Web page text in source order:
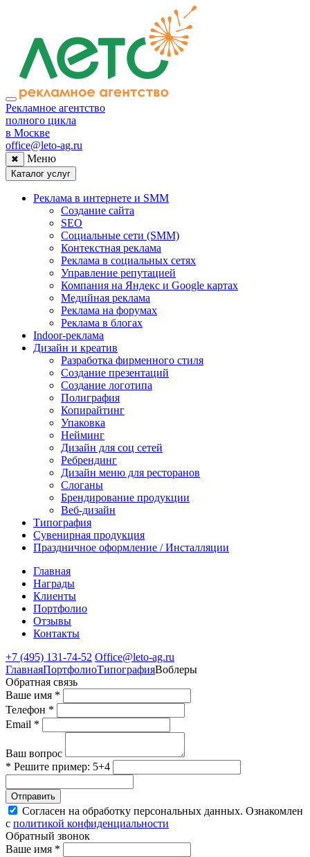
Рекламное агентство
полного цикла
в Москве
office@leto-ag.ru
✖ Меню
Каталог услуг
Реклама в интернете и SMM
Создание сайта
SEO
Социальные сети (SMM)
Контекстная реклама
Реклама в социальных сетях
Управление репутацией
Компания на Яндекс и Google картах
Медийная реклама
Реклама на форумах
Реклама в блогах
Indoor-реклама
Дизайн и креатив
Разработка фирменного стиля
Создание презентаций
Создание логотипа
Полиграфия
Копирайтинг
Упаковка
Нейминг
Дизайн для соц сетей
Ребрендинг
Дизайн меню для ресторанов
Слоганы
Брендирование продукции
Веб-дизайн
Типография
Сувенирная продукция
Праздничное оформление / Инсталляции
Главная
Награды
Клиенты
Портфолио
Отзывы
Контакты
+7 (495) 131-74-52 Office@leto-ag.ru
ГлавнаяПортфолиоТипографияВоблеры
Обратная связь
Ваше имя *
Телефон *
Email *
Ваш вопрос
* Решите пример: 5+4
Отправить
Согласен на обработку персональных данных. Ознакомлен
с политикой конфиденциальности
Обратный звонок
Ваше имя *